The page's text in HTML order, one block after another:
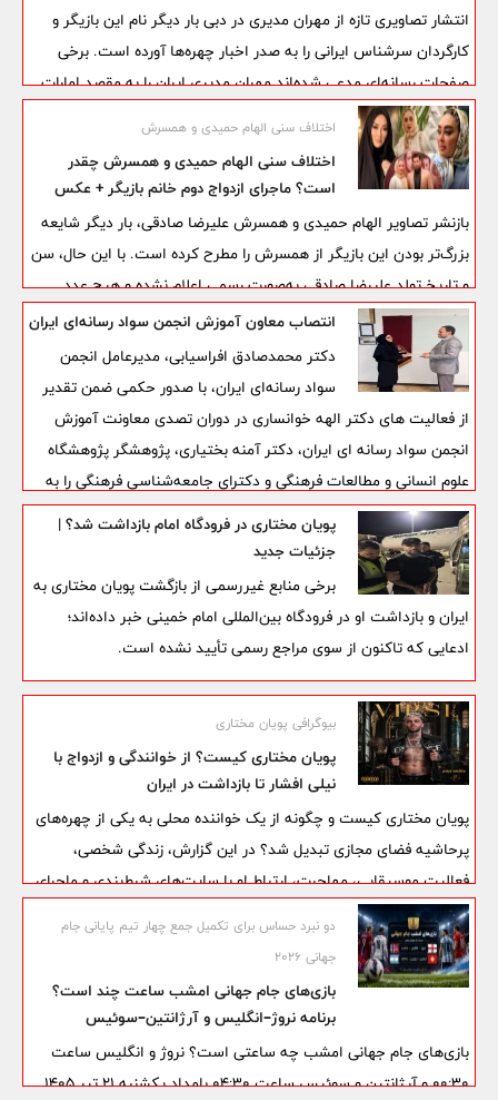
انتشار تصاویری تازه از مهران مدیری در دبی بار دیگر نام این بازیگر و
کارگردان سرشناس ایرانی را به صدر اخبار چهره‌ها آورده است. برخی
صفحات رسانه‌ای مدعی شده‌اند مهران مدیری ایران را به مقصد امارات
ترک کرده و با استفاده از اقامت مبتنی بر مالکیت ملک، در دبی اقامت
دارد؛ خبری که هنوز با واکنش رسمی این هنرمند همراه نشده است.
اختلاف سنی الهام حمیدی و همسرش
اختلاف سنی الهام حمیدی و همسرش چقدر
است؟ ماجرای ازدواج دوم خانم بازیگر + عکس
بازنشر تصاویر الهام حمیدی و همسرش علیرضا صادقی، بار دیگر شایعه
بزرگ‌تر بودن این بازیگر از همسرش را مطرح کرده است. با این حال، سن
و تاریخ تولد علیرضا صادقی به‌صورت رسمی اعلام نشده و هیچ عدد
قابل‌استنادی درباره اختلاف سنی این زوج وجود ندارد.
انتصاب معاون آموزش انجمن سواد رسانه‌ای ایران
دکتر محمدصادق افراسیابی، مدیرعامل انجمن
سواد رسانه‌ای ایران، با صدور حکمی ضمن تقدیر
از فعالیت های دکتر الهه خوانساری‌ در دوران تصدی معاونت آموزش
انجمن سواد رسانه ای ایران، دکتر آمنه بختیاری، پژوهشگر پژوهشگاه
علوم انسانی و مطالعات فرهنگی و دکترای جامعه‌شناسی فرهنگی را به
عنوان معاون آموزش انجمن سواد رسانه‌ای ایران منصوب کرد.
پویان مختاری در فرودگاه امام بازداشت شد؟ |
جزئیات جدید
برخی منابع غیررسمی از بازگشت پویان مختاری به
ایران و بازداشت او در فرودگاه بین‌المللی امام خمینی خبر داده‌اند؛
ادعایی که تاکنون از سوی مراجع رسمی تأیید نشده است.
بیوگرافی پویان مختاری
پویان مختاری کیست؟ از خوانندگی و ازدواج با
نیلی افشار تا بازداشت در ایران
پویان مختاری کیست و چگونه از یک خواننده محلی به یکی از چهره‌های
پرحاشیه فضای مجازی تبدیل شد؟ در این گزارش، زندگی شخصی،
فعالیت موسیقایی، مهاجرت، ارتباط او با سایت‌های شرط‌بندی و ماجرای
بازداشت‌های منتسب به او را مرور می‌کنیم.دو نبرد حساس برای تکمیل جمع چهار تیم پایانی جام
جهانی ۲۰۲۶
بازی‌های جام جهانی امشب ساعت چند است؟
برنامه نروژ–انگلیس و آرژانتین–سوئیس
بازی‌های جام جهانی امشب چه ساعتی است؟ نروژ و انگلیس ساعت
۰۰:۳۰ و آرژانتین و سوئیس ساعت ۰۴:۳۰ بامداد یکشنبه ۲۱ تیر ۱۴۰۵